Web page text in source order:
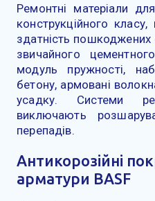
Ремонтні матеріали
конструкційного
здатність пошкоджених
звичайного
модуль пружності,
бетону, армовані
усадку. Системи
виключають
перепадів.
Антикорозійні
арматури BASF